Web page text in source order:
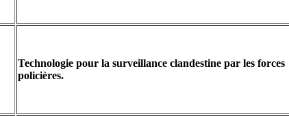
Technologie pour la surveillance clandestine par les forces
policières.